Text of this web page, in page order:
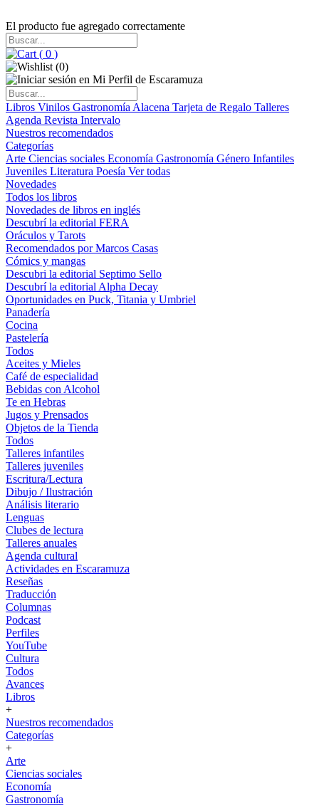
El producto fue agregado correctamente
( 0 )
(0)
Libros Vinilos Gastronomía Alacena Tarjeta de Regalo Talleres
Agenda Revista Intervalo
Nuestros recomendados
Categorías
Arte Ciencias sociales Economía Gastronomía Género Infantiles
Juveniles Literatura Poesía Ver todas
Novedades
Todos los libros
Novedades de libros en inglés
Descubrí la editorial FERA
Oráculos y Tarots
Recomendados por Marcos Casas
Cómics y mangas
Descubri la editorial Septimo Sello
Descubrí la editorial Alpha Decay
Oportunidades en Puck, Titania y Umbriel
Panadería
Cocina
Pastelería
Todos
Aceites y Mieles
Café de especialidad
Bebidas con Alcohol
Te en Hebras
Jugos y Prensados
Objetos de la Tienda
Todos
Talleres infantiles
Talleres juveniles
Escritura/Lectura
Dibujo / Ilustración
Análisis literario
Lenguas
Clubes de lectura
Talleres anuales
Agenda cultural
Actividades en Escaramuza
Reseñas
Traducción
Columnas
Podcast
Perfiles
YouTube
Cultura
Todos
Avances
Libros
+
Nuestros recomendados
Categorías
+
Arte
Ciencias sociales
Economía
Gastronomía